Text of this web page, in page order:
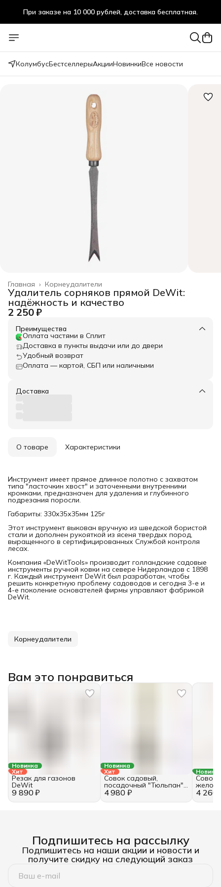
При заказе на 10 000 рублей, доставка бесплатная.
При заказе на 10 000 рублей, доставка бесплатная.
КолумбусБестселлерыАкцииНовинкиВсе новости
Корнеудалители
Главная ›
Удалитель сорняков прямой DeWit:
надёжность и качество
2 250 ₽
Преимущества
Оплата частями в Сплит
Доставка в пункты выдачи или до двери
Удобный возврат
Оплата — картой, СБП или наличными
Доставка
О товаре Характеристики
Инструмент имеет прямое длинное полотно с захватом
типа "ласточкин хвост" и заточенными внутренними
кромками, предназначен для удаления и глубинного
подрезания поросли.
Габариты: 330х35х35мм 125г
Этот инструмент выкован вручную из шведской бористой
стали и дополнен рукояткой из ясеня твердых пород,
выращенного в сертифицированных Службой контроля
лесах.
Компания «DeWitTools» производит голландские садовые
инструменты ручной ковки на севере Нидерландов с 1898
г. Каждый инструмент DeWit был разработан, чтобы
решить конкретную проблему садоводов и сегодня 3-е и
4-е поколение основателей фирмы управляют фабрикой
DeWit.
Корнеудалители
Вам это понравиться
Новинка
Хит
9 890 ₽
Резак для газонов
DeWit
Новинка
Хит
4 980 ₽
Совок садовый,
посадочный "Тюльпан"
DeWit с ножевыми 4 260
Совок
Подпишитесь на рассылку
Подпишитесь на наши акции и новости и
получите скидку на следующий заказ